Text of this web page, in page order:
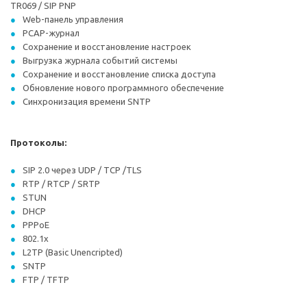
TR069 / SIP PNP
Web-панель управления
PCAP-журнал
Сохранение и восстановление настроек
Выгрузка журнала событий системы
Сохранение и восстановление списка доступа
Обновление нового программного обеспечение
Синхронизация времени SNTP
Протоколы:
SIP 2.0 через UDP / TCP /TLS
RTP / RTCP / SRTP
STUN
DHCP
PPPoE
802.1x
L2TP (Basic Unencripted)
SNTP
FTP / TFTP